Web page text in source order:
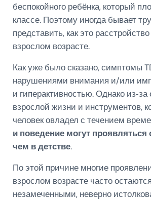
беспокойного ребёнка, который
классе. Поэтому иногда бывает
представить, как это
взрослом возрасте.
Как уже было сказано, симптомы
нарушениями внимания и/или
и гиперактивностью. Однако из‑за
взрослой жизни и инструментов,
человек овладел с течением
и поведение могут проявляться
чем в детстве.
По этой причине многие
взрослом возрасте часто остаются
незамеченными, неверно